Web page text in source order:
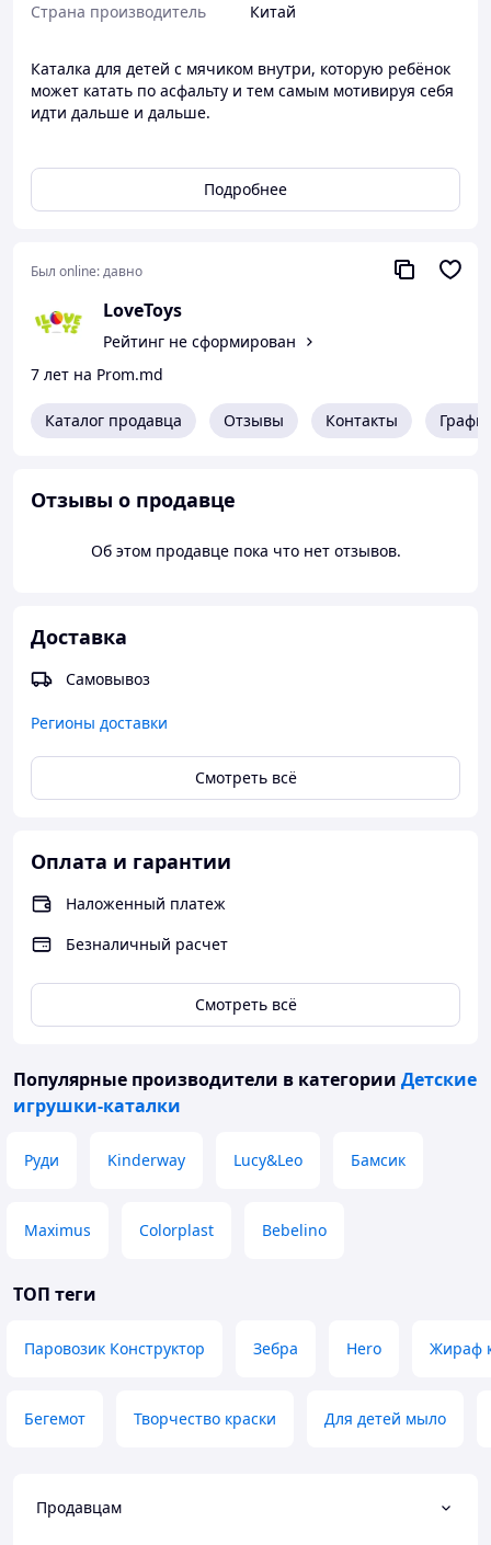
Страна производитель
Китай
Каталка для детей с мячиком внутри, которую ребёнок
может катать по асфальту и тем самым мотивируя себя
идти дальше и дальше.
Цвет: Красный
Материал: Пластик
Подробнее
Был online:давно
LoveToys
Рейтинг не сформирован
7 лет на Prom.md
Каталог продавца Отзывы Контакты
Отзывы о продавце
Об этом продавце пока что нет отзывов.
Доставка
Самовывоз
Регионы доставки
Смотреть всё
Оплата и гарантии
Наложенный платеж
Безналичный расчет
Смотреть всё
Популярные производители в категории Детские
игрушки-каталки
Руди Kinderway Lucy&Leo Бамсик
Maximus Colorplast Bebelino
ТОП теги
Паровозик Конструктор Зебра Hero Жираф
Бегемот Творчество краски Для детей мыло
Продавцам